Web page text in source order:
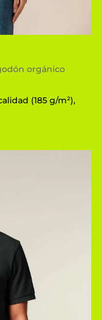
orgánico
(185 g/m²),